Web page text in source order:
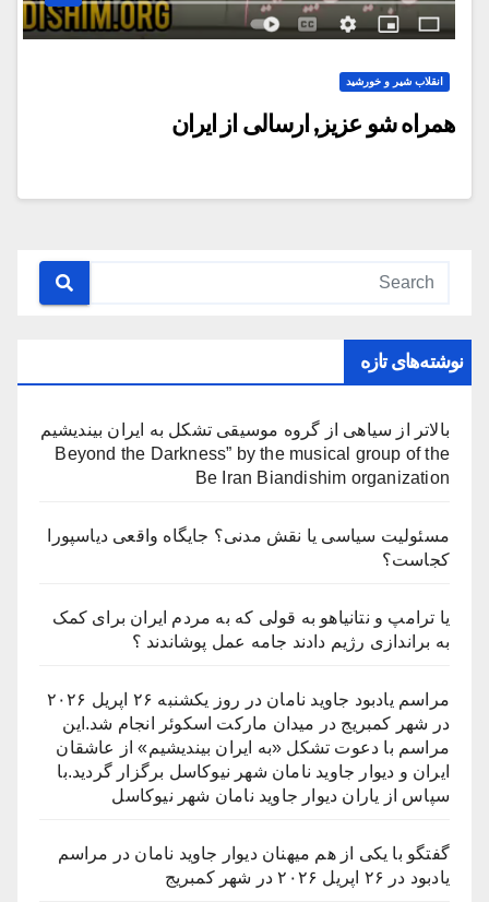
انقلاب شیر و خورشید
همراه شو عزیز, ارسالی از ایران
نوشته‌های تازه
بالاتر از سیاهی از گروه موسیقی تشکل به ایران بیندیشیم
Beyond the Darkness” by the musical group of the
Be Iran Biandishim organization
مسئولیت سیاسی یا نقش مدنی؟ جایگاه واقعی دیاسپورا
کجاست؟
یا ترامپ و نتانیاهو به قولی که به مردم ایران برای کمک
به براندازی رژیم دادند جامه عمل پوشاندند ؟
مراسم یادبود جاوید نامان در روز یکشنبه ۲۶ اپریل ۲۰۲۶
در شهر کمبریج در میدان مارکت اسکوئر انجام شد.این
مراسم با دعوت تشکل «به ایران بیندیشیم» از عاشقان
ایران و دیوار جاوید نامان شهر نیوکاسل برگزار گردید.با
سپاس از یاران دیوار جاوید نامان شهر نیوکاسل
گفتگو با یکی از هم میهنان دیوار جاوید نامان در مراسم
یادبود در ۲۶ اپریل ۲۰۲۶ در شهر کمبریج